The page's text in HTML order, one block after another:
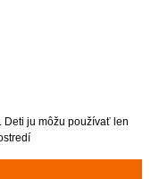
ju môžu používať len